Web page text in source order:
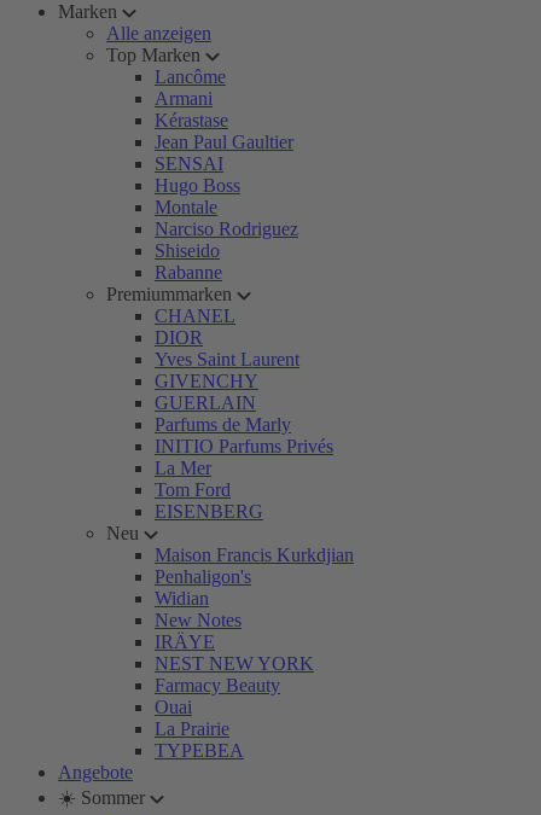
Marken
Alle anzeigen
Top Marken
Lancôme
Armani
Kérastase
Jean Paul Gaultier
SENSAI
Hugo Boss
Montale
Narciso Rodriguez
Shiseido
Rabanne
Premiummarken
CHANEL
DIOR
Yves Saint Laurent
GIVENCHY
GUERLAIN
Parfums de Marly
INITIO Parfums Privés
La Mer
Tom Ford
EISENBERG
Neu
Maison Francis Kurkdjian
Penhaligon's
Widian
New Notes
IRÄYE
NEST NEW YORK
Farmacy Beauty
Ouai
La Prairie
TYPEBEA
Angebote
☀️ Sommer